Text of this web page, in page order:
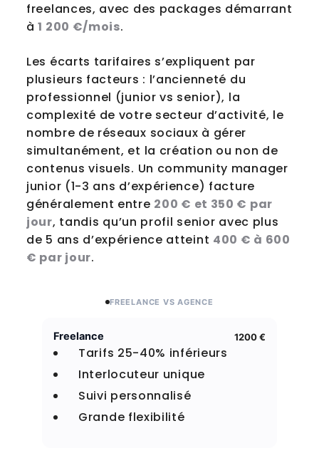
freelances, avec des packages démarrant
à1 200 €/mois.
Les écarts tarifaires s’expliquent par
plusieurs facteurs : l’ancienneté du
professionnel (junior vs senior), la
complexité de votre secteur d’activité, le
nombre de réseaux sociaux à gérer
simultanément, et la création ou non de
contenus visuels. Un community manager
junior (1-3 ans d’expérience) facture
généralement entre 200 € et 350 € par
jour, tandis qu’un profil senior avec plus
de 5 ans d’expérience atteint 400 € à 600
€ par jour.
FREELANCE VS AGENCE
Freelance 1200 €
Tarifs 25-40% inférieurs
Interlocuteur unique
Suivi personnalisé
Grande flexibilité